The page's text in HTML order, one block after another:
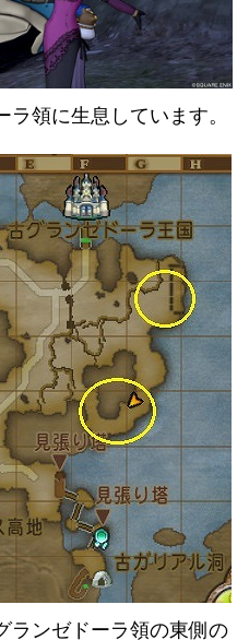
領に生息しています。
ランゼドーラ領の東側の